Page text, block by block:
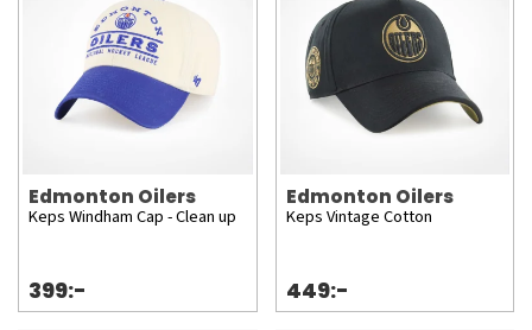
Edmonton Oilers
Keps Windham Cap - Clean up
399:-
Edmonton Oilers
Keps Vintage Cotton
449:-